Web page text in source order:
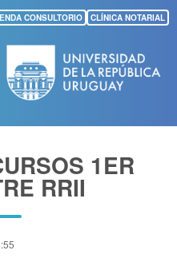
principal
CONSULTORIO CLÍNICA NOTARIAL
1ER
RRII